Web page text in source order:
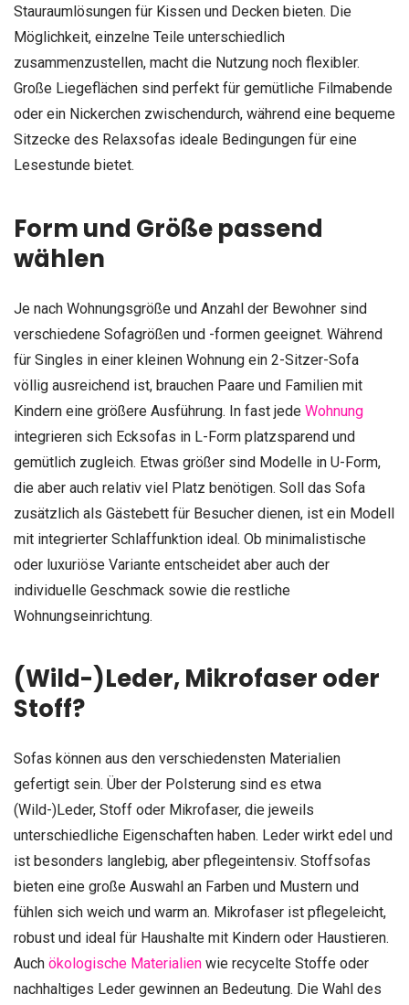
Stauraumlösungen für Kissen und Decken bieten. Die
Möglichkeit, einzelne Teile unterschiedlich
zusammenzustellen, macht die Nutzung noch flexibler.
Große Liegeflächen sind perfekt für gemütliche Filmabende
oder ein Nickerchen zwischendurch, während eine bequeme
Sitzecke des Relaxsofas ideale Bedingungen für eine
Lesestunde bietet.
Form und Größe passend
wählen
Je nach Wohnungsgröße und Anzahl der Bewohner sind
verschiedene Sofagrößen und -formen geeignet. Während
für Singles in einer kleinen Wohnung ein 2-Sitzer-Sofa
völlig ausreichend ist, brauchen Paare und Familien mit
Kindern eine größere Ausführung. In fast jede Wohnung
integrieren sich Ecksofas in L-Form platzsparend und
gemütlich zugleich. Etwas größer sind Modelle in U-Form,
die aber auch relativ viel Platz benötigen. Soll das Sofa
zusätzlich als Gästebett für Besucher dienen, ist ein Modell
mit integrierter Schlaffunktion ideal. Ob minimalistische
oder luxuriöse Variante entscheidet aber auch der
individuelle Geschmack sowie die restliche
Wohnungseinrichtung.
(Wild-)Leder, Mikrofaser oder
Stoff?
Sofas können aus den verschiedensten Materialien
gefertigt sein. Über der Polsterung sind es etwa
(Wild-)Leder, Stoff oder Mikrofaser, die jeweils
unterschiedliche Eigenschaften haben. Leder wirkt edel und
ist besonders langlebig, aber pflegeintensiv. Stoffsofas
bieten eine große Auswahl an Farben und Mustern und
fühlen sich weich und warm an. Mikrofaser ist pflegeleicht,
robust und ideal für Haushalte mit Kindern oder Haustieren.
Auch ökologische Materialien wie recycelte Stoffe oder
nachhaltiges Leder gewinnen an Bedeutung. Die Wahl des